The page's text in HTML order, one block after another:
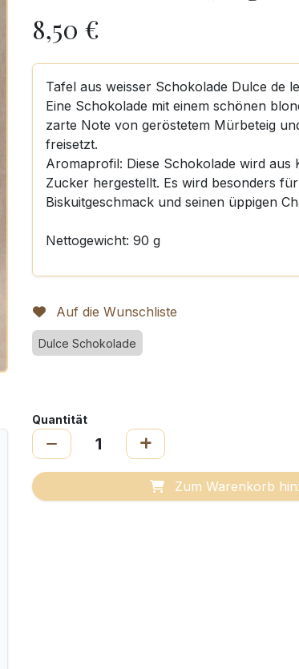
8,50 €
Tafel aus weisser Schokolade Dulce de
Eine Schokolade mit einem schönen
zarte Note von geröstetem Mürbeteig
freisetzt.
Aromaprofil: Diese Schokolade wird aus
Zucker hergestellt. Es wird besonders
Biskuitgeschmack und seinen üppigen
Nettogewicht: 90 g
Auf die Wunschliste
Dulce Schokolade
Quantität
Zum Warenkorb